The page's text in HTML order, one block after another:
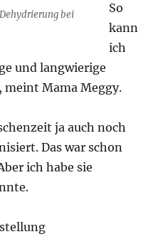
bei
So
kann
ich
und langwierige
Mama Meggy.
ja auch noch
Das war schon
ich habe sie